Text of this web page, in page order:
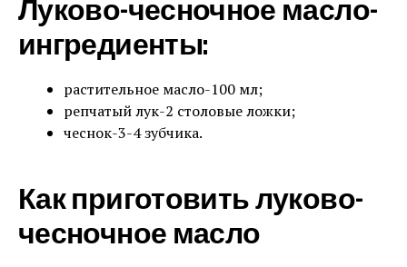
Луково-чесночное масло-
ингредиенты:
растительное масло-100 мл;
репчатый лук-2 столовые ложки;
чеснок-3-4 зубчика.
Как приготовить луково-
чесночное масло